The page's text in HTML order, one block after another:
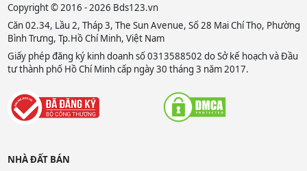
Copyright © 2016 - 2026 Bds123.vn
Căn 02.34, Lầu 2, Tháp 3, The Sun Avenue, Số 28 Mai Chí Thọ, Phường
Bình Trưng, Tp.Hồ Chí Minh, Việt Nam
Giấy phép đăng ký kinh doanh số 0313588502 do Sở kế hoạch và Đầu
tư thành phố Hồ Chí Minh cấp ngày 30 tháng 3 năm 2017.
NHÀ ĐẤT BÁN